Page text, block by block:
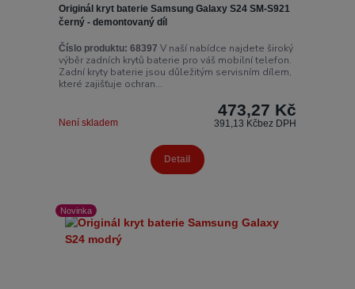
Originál kryt baterie Samsung Galaxy S24 SM-S921
černý - demontovaný díl
Číslo produktu: 68397 V naší nabídce najdete široký
výběr zadních krytů baterie pro váš mobilní telefon.
Zadní kryty baterie jsou důležitým servisním dílem,
které zajišťuje ochran...
473,27 Kč
391,13 Kčbez DPH
Není skladem
Detail
Novinka